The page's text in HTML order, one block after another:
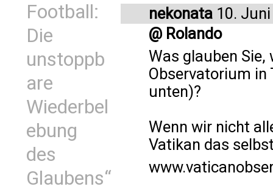
Football:
Die
unstoppb
are
Wiederbel
ebung
des
Glaubens“
nekonata 10.
@ Rolando
Was glauben
Observatorium
unten)?
Wenn wir nicht
Vatikan das